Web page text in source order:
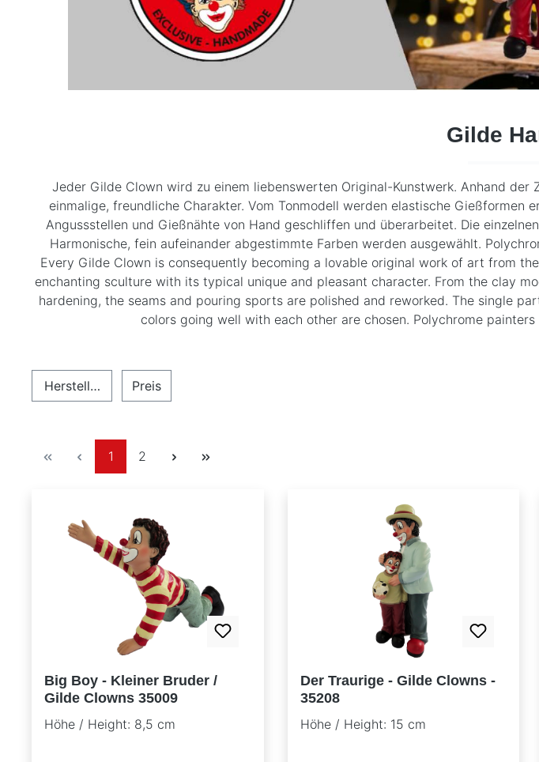
Gilde
Jeder Gilde Clown wird zu einem liebenswerten Original-Kunstwerk. Anhand
einmalige, freundliche Charakter. Vom Tonmodell werden elastische
Angussstellen und Gießnähte von Hand geschliffen und überarbeitet. Die
Harmonische, fein aufeinander abgestimmte Farben werden ausgewählt.
Every Gilde Clown is consequently becoming a lovable original work of art from
enchanting sculture with its typical unique and pleasant character. From the clay
hardening, the seams and pouring sports are polished and reworked. The single
colors going well with each other are chosen. Polychrome
Hersteller Preis
Seite
1 Seite
2
Big Boy - Kleiner Bruder /
Gilde Clowns 35009
Höhe / Height: 8,5 cm
Der Traurige - Gilde Clowns -
35208
Höhe / Height: 15 cm